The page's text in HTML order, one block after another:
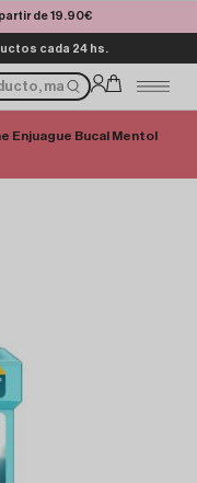
de 19.90€
cada 24 hs.
Enjuague Bucal Mentol